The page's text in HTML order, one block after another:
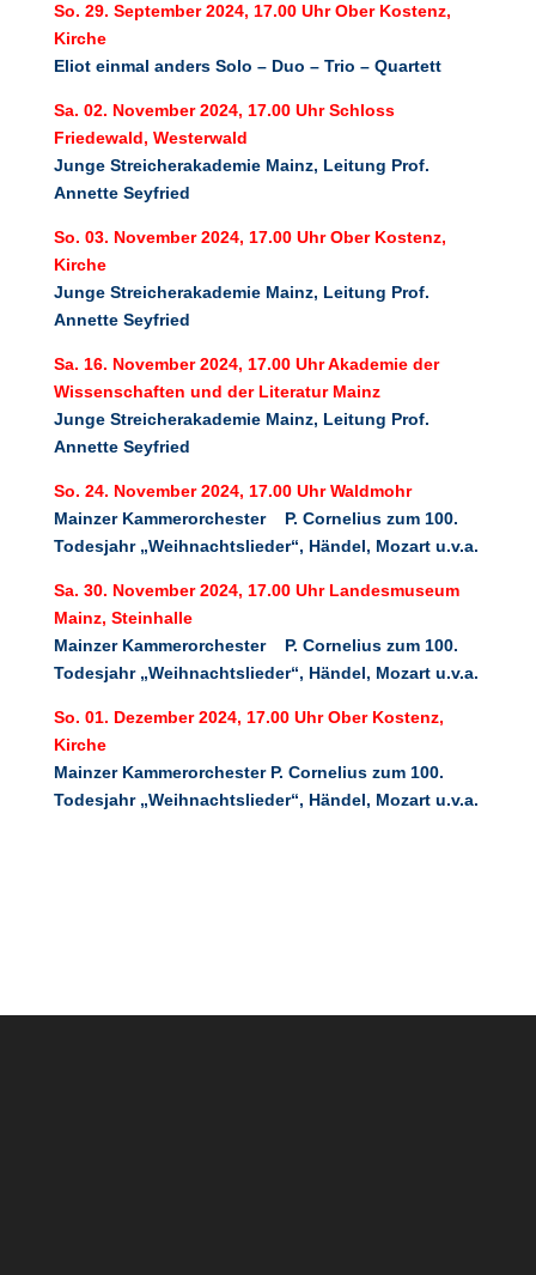
So. 29. September 2024, 17.00 Uhr Ober Kostenz,
Kirche
Eliot einmal anders Solo – Duo – Trio – Quartett
Sa. 02. November 2024, 17.00 Uhr Schloss
Friedewald, Westerwald
Junge Streicherakademie Mainz, Leitung Prof.
Annette Seyfried
So. 03. November 2024, 17.00 Uhr Ober Kostenz,
Kirche
Junge Streicherakademie Mainz, Leitung Prof.
Annette Seyfried
Sa. 16. November 2024, 17.00 Uhr Akademie der
Wissenschaften und der Literatur Mainz
Junge Streicherakademie Mainz, Leitung Prof.
Annette Seyfried
So. 24. November 2024, 17.00 Uhr Waldmohr
Mainzer Kammerorchester
P. Cornelius zum 100.
Todesjahr „Weihnachtslieder“, Händel, Mozart u.v.a.
Sa. 30. November 2024, 17.00 Uhr Landesmuseum
Mainz, Steinhalle
Mainzer Kammerorchester
P. Cornelius zum 100.
Todesjahr „Weihnachtslieder“, Händel, Mozart u.v.a.
So. 01. Dezember 2024, 17.00 Uhr Ober Kostenz,
Kirche
Mainzer Kammerorchester P. Cornelius zum 100.
Todesjahr „Weihnachtslieder“, Händel, Mozart u.v.a.